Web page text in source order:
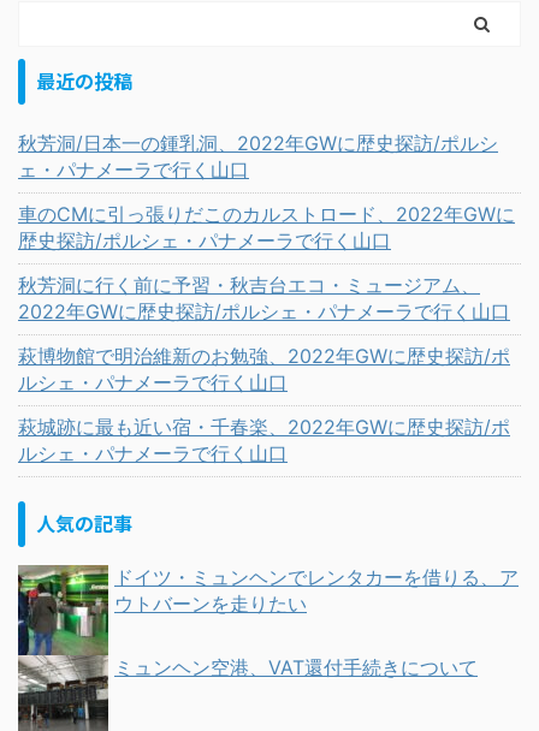
最近の投稿
秋芳洞/日本一の鍾乳洞、2022年GWに歴史探訪/ポルシ
ェ・パナメーラで行く山口
車のCMに引っ張りだこのカルストロード、2022年GWに
歴史探訪/ポルシェ・パナメーラで行く山口
秋芳洞に行く前に予習・秋吉台エコ・ミュージアム、
2022年GWに歴史探訪/ポルシェ・パナメーラで行く山口
萩博物館で明治維新のお勉強、2022年GWに歴史探訪/ポ
ルシェ・パナメーラで行く山口
萩城跡に最も近い宿・千春楽、2022年GWに歴史探訪/ポ
ルシェ・パナメーラで行く山口
人気の記事
ドイツ・ミュンヘンでレンタカーを借りる、ア
ウトバーンを走りたい
ミュンヘン空港、VAT還付手続きについて